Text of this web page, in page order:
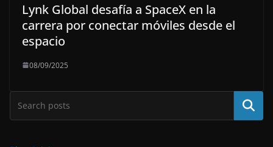
Lynk Global desafía a SpaceX en la
carrera por conectar móviles desde el
espacio
08/09/2025
Buscar